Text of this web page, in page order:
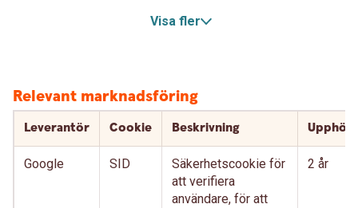
Visa fler
Relevant marknadsföring
Leverantör Cookie Beskrivning Upphör
Google SID
Säkerhetscookie för
att verifiera
användare, för att
2 år